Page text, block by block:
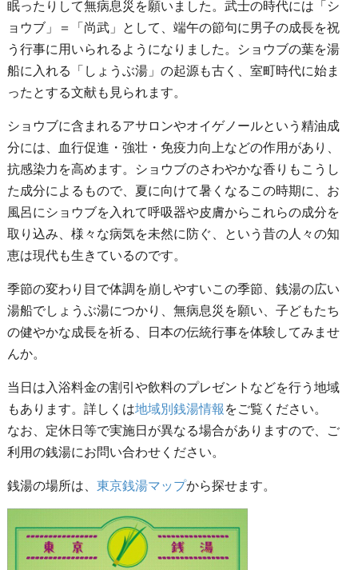
眠ったりして無病息災を願いました。武士の時代には「シ
ョウブ」＝「尚武」として、端午の節句に男子の成長を祝
う行事に用いられるようになりました。ショウブの葉を湯
船に入れる「しょうぶ湯」の起源も古く、室町時代に始ま
ったとする文献も見られます。
ショウブに含まれるアサロンやオイゲノールという精油成
分には、血行促進・強壮・免疫力向上などの作用があり、
抗感染力を高めます。ショウブのさわやかな香りもこうし
た成分によるもので、夏に向けて暑くなるこの時期に、お
風呂にショウブを入れて呼吸器や皮膚からこれらの成分を
取り込み、様々な病気を未然に防ぐ、という昔の人々の知
恵は現代も生きているのです。
季節の変わり目で体調を崩しやすいこの季節、銭湯の広い
湯船でしょうぶ湯につかり、無病息災を願い、子どもたち
の健やかな成長を祈る、日本の伝統行事を体験してみませ
んか。
当日は入浴料金の割引や飲料のプレゼントなどを行う地域
もあります。詳しくは地域別銭湯情報 をご覧ください。
なお、定休日等で実施日が異なる場合がありますので、ご
利用の銭湯にお問い合わせください。
銭湯の場所は、 東京銭湯マップから探せます。